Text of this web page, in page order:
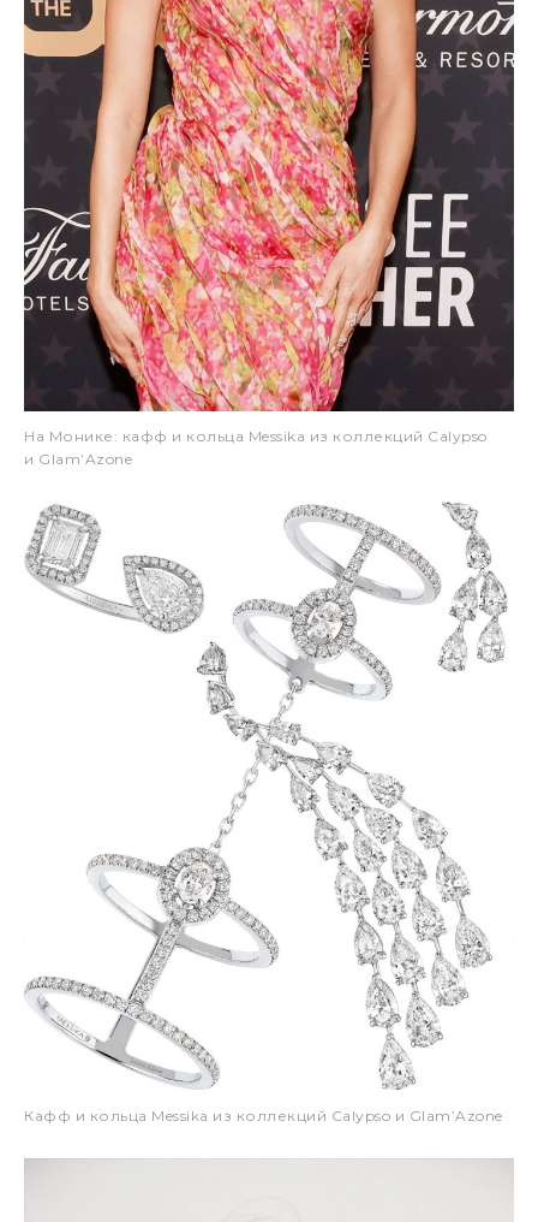
На Монике: кафф и кольца Messika из коллекций Calypso
и Glam’Azone
Кафф и кольца Messika из коллекций Calypso и Glam’Azone